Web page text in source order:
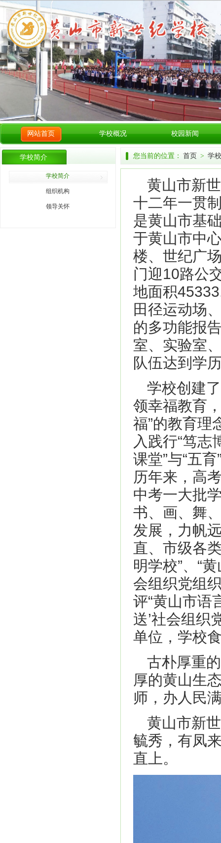
网站首页 学校概况 校园新闻
学校简介
学校简介
组织机构
领导关怀
您当前的位置： 首页 > 学
黄山市新
十二年一贯
是黄山市基
于黄山市中
楼、世纪广
门迎10路公
地面积
田径运动场
的多功能报
室、实验室
队伍达到学
学校创建
领幸福教育
福”的教育理
入践行“笃志
课堂”与“五
历年来，高
中考一大批
书、画、舞
发展，力帆
直、市级各
明学校”、“
会组织党组
评“黄山市语
送’社会组织
单位，学校
古朴厚重
厚的黄山生
师，办人民
黄山市新
毓秀，有凤
直上。